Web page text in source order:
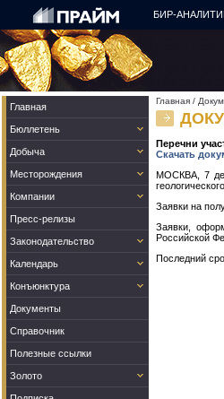
БИР-
Главная
Бюллетень
Добыча
Месторождения
Компании
Пресс-релизы
Законодательство
Календарь
Конъюнктура
Документы
Справочник
Полезные ссылки
Золото
Главная /
Перечни
Скачать
МОСКВА, 7
Заявки на
Заявки,
Российской
Последний